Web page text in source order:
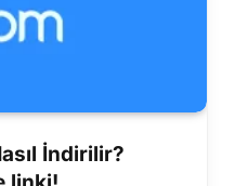
İndirilir?